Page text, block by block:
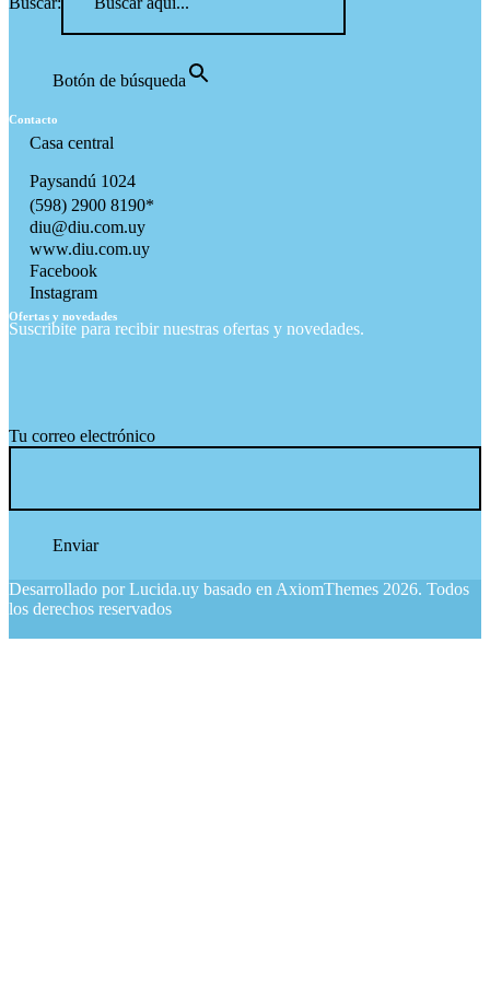
Botón de búsqueda
Contacto
Casa central
Paysandú 1024
(598) 2900 8190*
diu@diu.com.uy
www.diu.com.uy
Facebook
Instagram
Ofertas y novedades
Suscribite para recibir nuestras ofertas y novedades.
Tu correo electrónico
Desarrollado porLucida.uy basado en AxiomThemes 2026. Todos
los derechos reservados